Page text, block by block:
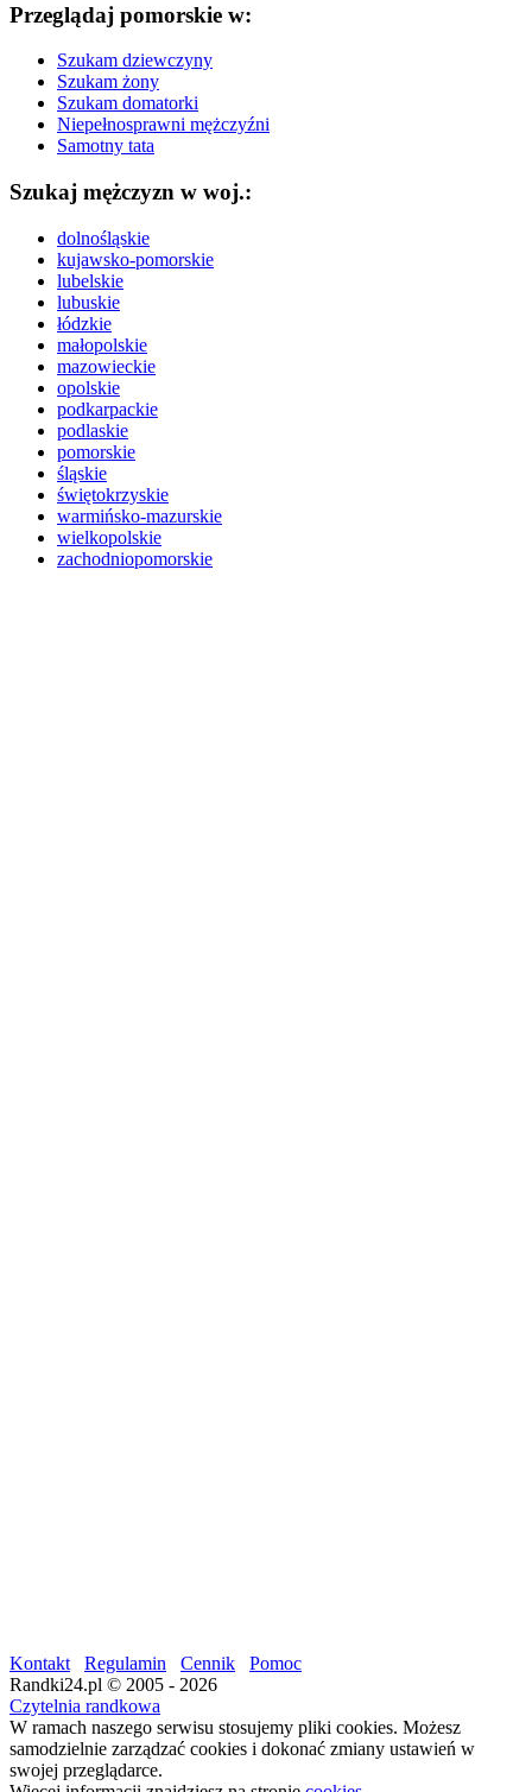
Przeglądaj pomorskie w:
Szukam dziewczyny
Szukam żony
Szukam domatorki
Niepełnosprawni mężczyźni
Samotny tata
Szukaj mężczyzn w woj.:
dolnośląskie
kujawsko-pomorskie
lubelskie
lubuskie
łódzkie
małopolskie
mazowieckie
opolskie
podkarpackie
podlaskie
pomorskie
śląskie
świętokrzyskie
warmińsko-mazurskie
wielkopolskie
zachodniopomorskie
Kontakt Regulamin Cennik
Pomoc
Randki24.pl © 2005 - 2026
Czytelnia randkowa
W ramach naszego serwisu stosujemy pliki cookies. Możesz
samodzielnie zarządzać cookies i dokonać zmiany ustawień w
swojej przeglądarce.